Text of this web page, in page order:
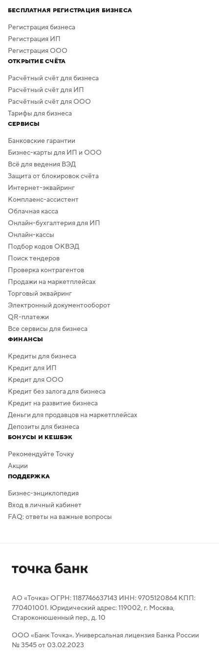
а скачать результат можно бесплатно в высоком
качестве. Дополнительная обработка не нужна —
в сервисе предусмотрено скачивание логотипа без
фона.
БЕСПЛАТНАЯ РЕГИСТРАЦИЯ БИЗНЕСА
Регистрация бизнеса
Регистрация ИП
Регистрация ООО
ОТКРЫТИЕ СЧЁТА
Расчётный счёт для бизнеса
Расчётный счёт для ИП
Расчётный счёт для ООО
Тарифы для бизнеса
СЕРВИСЫ
Банковские гарантии
Бизнес-карты для ИП и ООО
Всё для ведения ВЭД
Защита от блокировок счёта
Интернет-эквайринг
Комплаенс-ассистент
Облачная касса
Онлайн-бухгалтерия для ИП
Онлайн-кассы
Подбор кодов ОКВЭД
Поиск тендеров
Проверка контрагентов
Продажи на маркетплейсах
Торговый эквайринг
Электронный документооборот
QR-платежи
Все сервисы для бизнеса
ФИНАНСЫ
Кредиты для бизнеса
Кредит для ИП
Кредит для ООО
Кредит без залога для бизнеса
Кредит на развитие бизнеса
Деньги для продавцов на маркетплейсах
Депозиты для бизнеса
БОНУСЫ И КЕШБЭК
Рекомендуйте Точку
Акции
ПОДДЕРЖКА
Бизнес-энциклопедия
Вход в личный кабинет
FAQ: ответы на важные вопросы
АО «Точка» ОГРН: 1187746637143 ИНН: 9705120864 КПП:
770401001. Юридический адрес: 119002, г. Москва,
Староконюшенный пер., д. 10
ООО «Банк Точка». Универсальная лицензия Банка России
№ 3545 от 03.02.2023